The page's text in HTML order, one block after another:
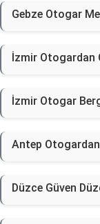
Gebze Otogar
İzmir Otogardan
İzmir Otogar
Antep Otogardan
Düzce Güven